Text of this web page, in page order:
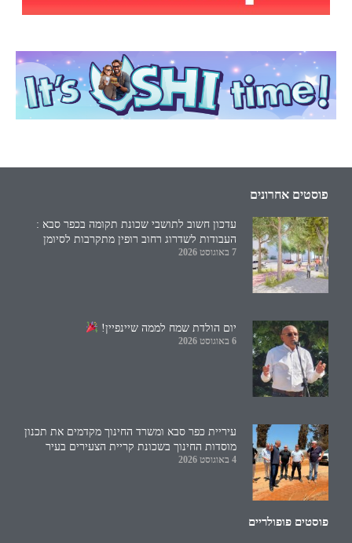
פוסטים אחרונים
עדכון חשוב לתושבי שכונת תקומה בכפר סבא :
העבודות לשדרוג רחוב רופין מתקרבות לסיומן
7 באוגוסט 2026
יום הולדת שמח לממה שיינפיין!
6 באוגוסט 2026
עיריית כפר סבא ומשרד החינוך מקדמים את תכנון
מוסדות החינוך בשכונת קריית הצעירים בעיר
4 באוגוסט 2026
פוסטים פופולריים